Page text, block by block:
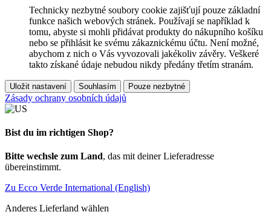
Technicky nezbytné soubory cookie zajišťují pouze základní
funkce našich webových stránek. Používají se například k
tomu, abyste si mohli přidávat produkty do nákupního košíku
nebo se přihlásit ke svému zákaznickému účtu. Není možné,
abychom z nich o Vás vyvozovali jakékoliv závěry. Veškeré
takto získané údaje nebudou nikdy předány třetím stranám.
Uložit nastavení Souhlasím Pouze nezbytné
Zásady ochrany osobních údajů
Bist du im richtigen Shop?
Bitte wechsle zum Land, das mit deiner Lieferadresse
übereinstimmt.
Zu Ecco Verde International (English)
Anderes Lieferland wählen